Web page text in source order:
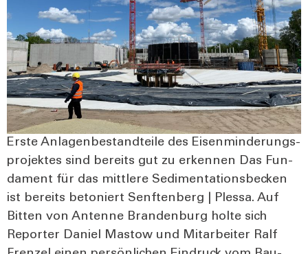
Ers­te Anla­gen­be­stand­tei­le des Eisen­min­de­rungs­
pro­jek­tes sind bereits gut zu erken­nen Das Fun­
da­ment für das mitt­le­re Sedi­men­ta­ti­ons­be­cken
ist bereits beto­niert Senf­ten­berg | Ples­sa. Auf
Bit­ten von Anten­ne Bran­den­burg hol­te sich
Repor­ter Dani­el Mastow und Mit­ar­bei­ter Ralf